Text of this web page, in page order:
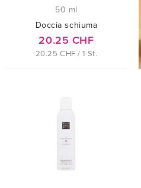
50 ml
Doccia schiuma
20.25 CHF
20.25 CHF / 1 St.